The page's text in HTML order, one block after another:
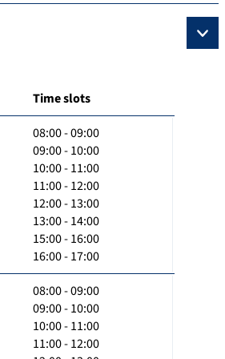
Time slots
08:00 - 09:00
09:00 - 10:00
10:00 - 11:00
11:00 - 12:00
12:00 - 13:00
13:00 - 14:00
15:00 - 16:00
16:00 - 17:00
08:00 - 09:00
09:00 - 10:00
10:00 - 11:00
11:00 - 12:00